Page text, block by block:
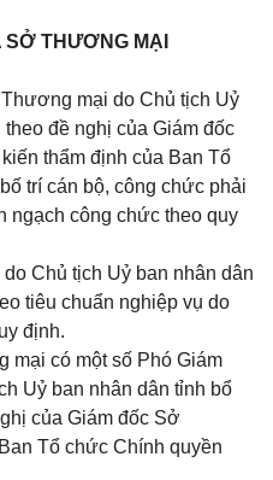
SỞ THƯƠNG MẠI
mại do Chủ tịch Uỷ
đề nghị của Giám đốc
thẩm định của Ban Tổ
trí cán bộ, công chức phải
ngạch công chức theo quy
Chủ tịch Uỷ ban nhân dân
tiêu chuẩn nghiệp vụ do
định.
mại có một số Phó Giám
Uỷ ban nhân dân tỉnh bổ
của Giám đốc Sở
Tổ chức Chính quyền